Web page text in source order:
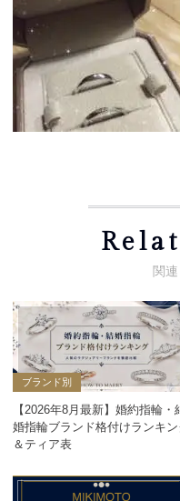
ブランド別
【2026年8月最新】婚約指輪・
婚指輪ブランド格付けランキ
＆ティア表